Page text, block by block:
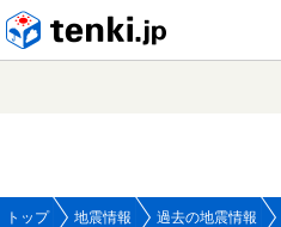
トップ 地震情報 過去の地震情報